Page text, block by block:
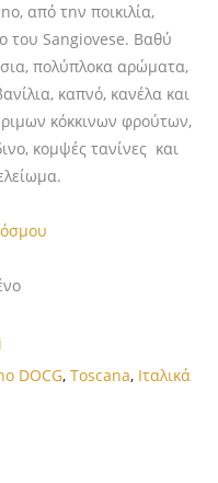
από τnν ποικιλία,
του Sangiovese. Βαθύ
πολύπλοκα αρώματα,
καπνό, κανέλα και
κόκκινων φρούτων,
κομψές τανίνες και
DOCG, Toscana, Ιταλικά